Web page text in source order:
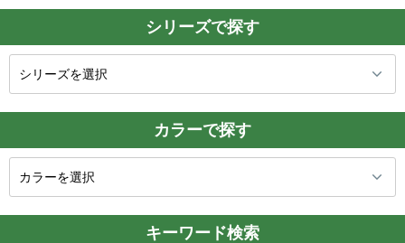
シリーズで探す
カラーで探す
キーワード検索